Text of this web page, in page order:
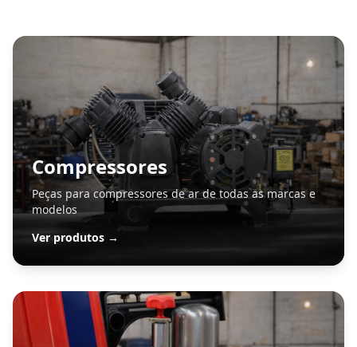
Compressores
Peças para compressores de ar de todas as marcas e
modelos
Ver produtos →